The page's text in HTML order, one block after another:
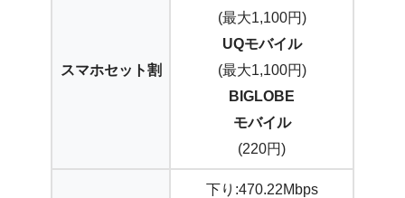
スマホセット割
(最大1,100円)
UQモバイル
(最大1,100円)
BIGLOBE
モバイル
(220円)
下り:470.22Mbps